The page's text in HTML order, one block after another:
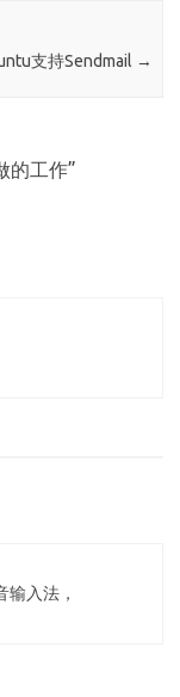
支持Sendmail →
的工作”
入法，